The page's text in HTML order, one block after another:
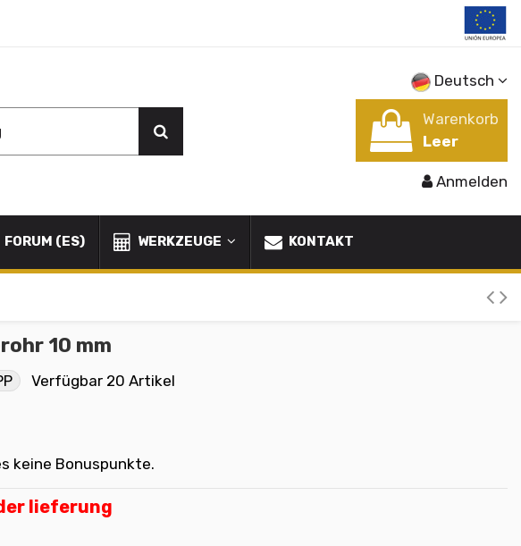
Deutsch
Warenkorb
Leer
Anmelden
FORUM (ES) WERKZEUGE KONTAKT
10 mm
Verfügbar 20 Artikel
keine Bonuspunkte.
lieferung